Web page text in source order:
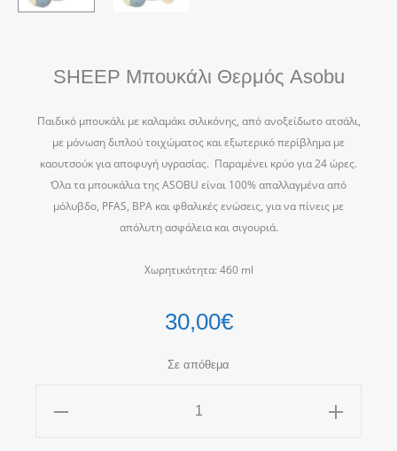
SHEEP Μπουκάλι Θερμός Asobu
Παιδικό μπουκάλι με καλαμάκι σιλικόνης, από ανοξείδωτο ατσάλι,
με μόνωση διπλού τοιχώματος και εξωτερικό περίβλημα με
καουτσούκ για αποφυγή υγρασίας. Παραμένει κρύο για 24 ώρες.
Όλα τα μπουκάλια της ASOBU είναι 100% απαλλαγμένα από
μόλυβδο, PFAS, BPA και φθαλικές ενώσεις, για να πίνεις με
απόλυτη ασφάλεια και σιγουριά.
Χωρητικότητα: 460 ml
30,00€
Σε απόθεμα